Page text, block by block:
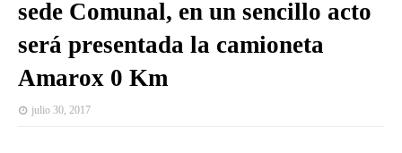
sede Comunal, en un sencillo acto
será presentada la camioneta
Amarox 0 Km
julio 30, 2017